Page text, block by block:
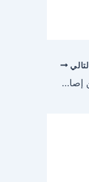
التالي
فريق طبي بالمدينة ينقذ طفلة من إصابة معقدة بالأمعاء